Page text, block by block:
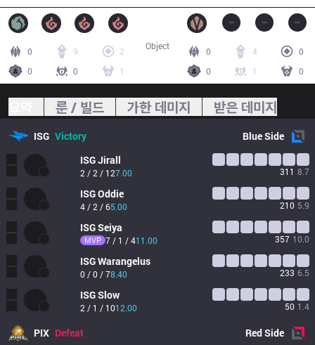
0 9
2
0
0 1
0 4
0
0
1 0
Object
룬 / 빌드 가한 데미지 받은 데미지
ISG Victory BlueSide
ISGJirall
2 / 2 / 127.00 311 8.7
ISGOddie
4 / 2 / 65.00 210 5.9
ISGSeiya
MVP 7 / 1 / 411.00 357 10.0
ISGWarangelus
0 / 0 / 78.40 233 6.5
ISGSlow
2 / 1 / 1012.00 50 1.4
PIX Defeat RedSide